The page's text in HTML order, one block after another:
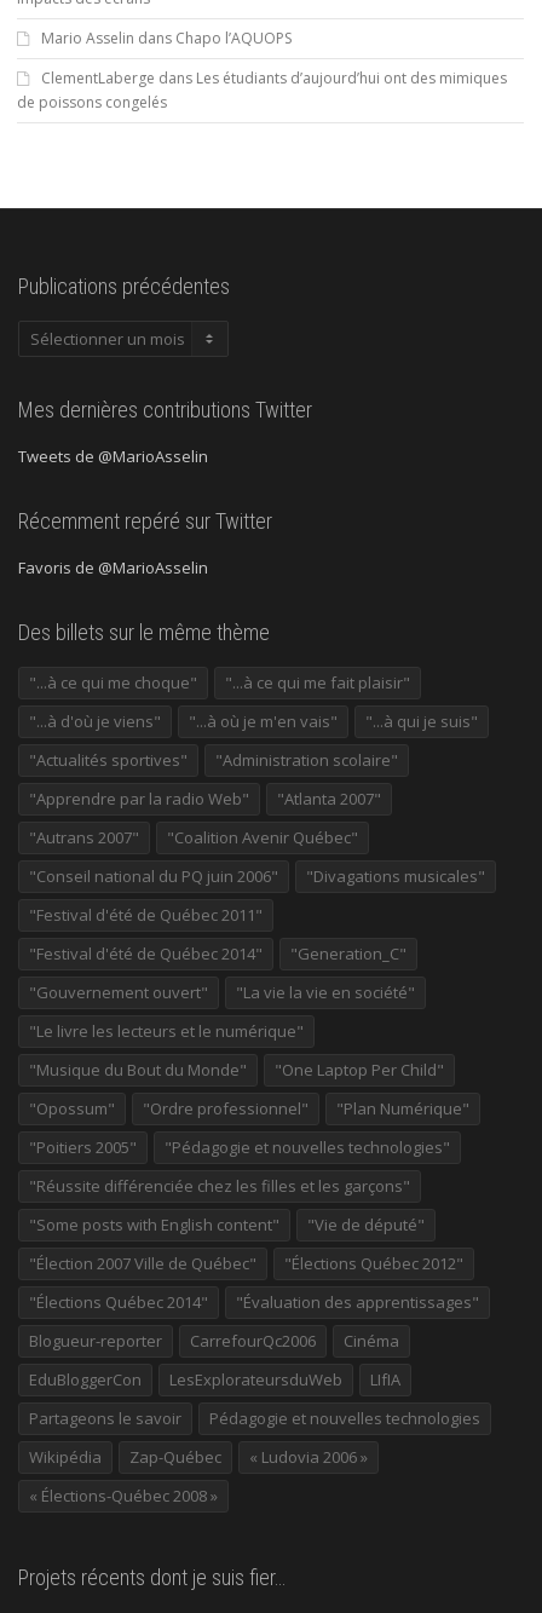
Mario Asselin dans Chapo l’AQUOPS
ClementLaberge dans Les étudiants d’aujourd’hui ont des mimiques
de poissons congelés
Publications précédentes
Publications
Mes dernières contributions Twitter
Tweets de @MarioAsselin
Récemment repéré sur Twitter
Favoris de @MarioAsselin
Des billets sur le même thème
"...à ce qui me choque"
"...à ce qui me fait plaisir"
"...à d'où je viens"
"...à où je m'en vais"
"...à qui je suis"
"Actualités sportives"
"Administration scolaire"
"Apprendre par la radio Web"
"Atlanta 2007"
"Autrans 2007"
"Coalition Avenir Québec"
"Conseil national du PQ juin 2006"
"Divagations musicales"
"Festival d'été de Québec 2011"
"Festival d'été de Québec 2014"
"Generation_C"
"Gouvernement ouvert"
"La vie la vie en société"
"Le livre les lecteurs et le numérique"
"Musique du Bout du Monde"
"One Laptop Per Child"
"Opossum"
"Ordre professionnel"
"Plan Numérique"
"Poitiers 2005"
"Pédagogie et nouvelles technologies"
"Réussite différenciée chez les filles et les garçons"
"Some posts with English content"
"Vie de député"
"Élection 2007 Ville de Québec"
"Élections Québec 2012"
"Élections Québec 2014"
"Évaluation des apprentissages"
Blogueur-reporter
CarrefourQc2006
Cinéma
EduBloggerCon
LesExplorateursduWeb
LIfIA
Partageons le savoir
Pédagogie et nouvelles technologies
Wikipédia
Zap-Québec
« Ludovia 2006 »
« Élections-Québec 2008 »
Projets récents dont je suis fier…